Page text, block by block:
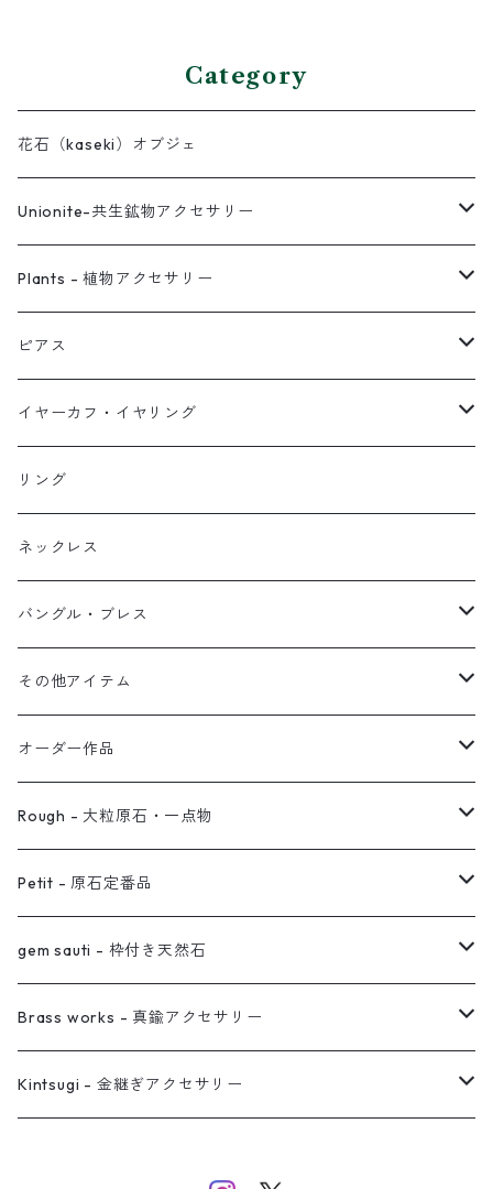
Category
花石（kaseki）オブジェ
Unionite-共生鉱物アクセサリー
ピアス
ネックレス
イヤーカフ
イヤリング
Plants - 植物アクセサリー
ピアス
ネックレス
リング
ブレス
オブジェ
イヤーカフ
ピアス
スタッド・一粒
フック・ぶら下がり
フープ
イヤーカフ・イヤリング
原石イヤーカフ
植物イヤーカフ
ぶら下がりイヤーカフ
2連イヤーカフ
イヤリング対応
ノンホールピアス
オーダー用ページ
真鍮イヤーカフ
リング
ネックレス
バングル・ブレス
ブレスレット
バングル
その他アイテム
ブローチ
ヘアアクセサリー
オーダー作品
リング
ネックレス
ピアス
イヤーカフ
バングル
Rough - 大粒原石・一点物
ピアス
リング
ネックレス
イヤーカフ
Petit - 原石定番品
ピアス
リング
ネックレス
gem sauti - 枠付き天然石
ピアス
ネックレス
Brass works - 真鍮アクセサリー
リング
Kintsugi - 金継ぎアクセサリー